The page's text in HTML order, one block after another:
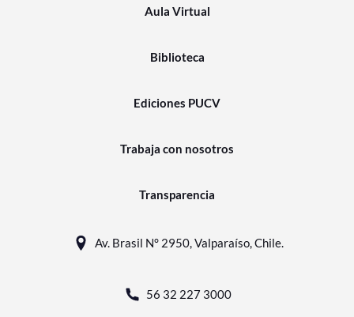
Aula Virtual
Biblioteca
Ediciones PUCV
Trabaja con nosotros
Transparencia
Av. Brasil N° 2950, Valparaíso, Chile.
56 32 227 3000